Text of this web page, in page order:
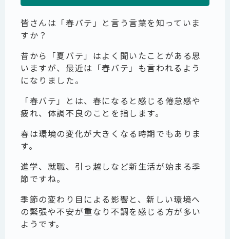
皆さんは「春バテ」と言う言葉を知っていま
すか？
昔から「夏バテ」はよく聞いたことがある思
いますが、最近は「春バテ」も言われるよう
になりました。
「春バテ」とは、春になると感じる倦怠感や
疲れ、体調不良のことを指します。
春は環境の変化が大きくなる時期でもありま
す。
進学、就職、引っ越しなど新生活が始まる季
節ですね。
季節の変わり目による影響と、新しい環境へ
の緊張や不安が重なり不調を感じる方が多い
ようです。